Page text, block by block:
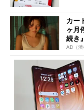
カー
ヶ月
続き
AD（渋